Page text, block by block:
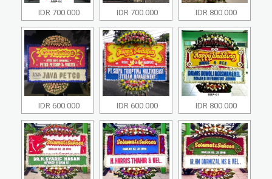
IDR 700.000 IDR 700.000 IDR 800.000
IDR 600.000 IDR 600.000 IDR 800.000